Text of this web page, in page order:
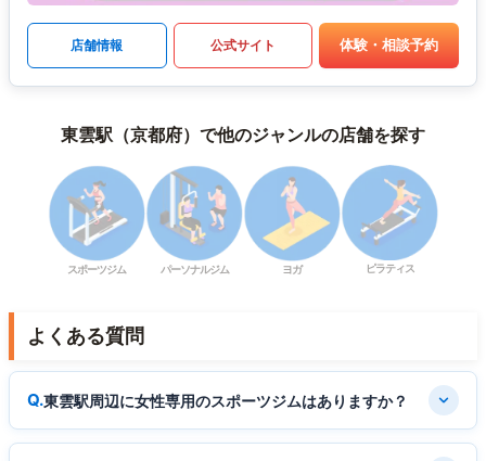
店舗情報 公式サイト 体験・相談予約
東雲駅（京都府）で他のジャンルの店舗を探す
スポーツジム パーソナルジム ヨガ ピラティス
よくある質問
東雲駅周辺に女性専用のスポーツジムはありますか？